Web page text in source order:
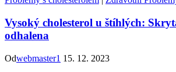
Vysoký cholesterol u štíhlých:
odhalena
Odwebmaster1 15. 12. 2023